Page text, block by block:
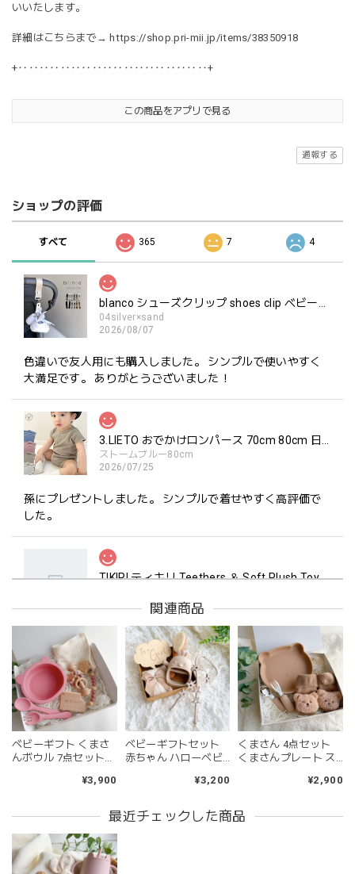
いいたします。
詳細はこちらまで→ https://shop.pri-mii.jp/items/38350918
+‥‥‥‥‥‥‥‥‥‥‥‥‥‥‥‥‥‥+
この商品をアプリで見る
通報する
ショップの評価
すべて 365 7 4
blanco シューズクリップ shoes clip ベビーシューズ ホルダー ブランコ
04silver×sand
2026/08/07
色違いで友人用にも購入しました。 シンプルで使いやすく
大満足です。 ありがとうございました！
3.LIETO おでかけロンパース 70cm 80cm 日本製 スリーリエート
ストームブルー80cm
2026/07/25
孫にプレゼントしました。 シンプルで着せやすく高評価で
した。
TIKIRI ティキリ Teethers ＆ Soft Plush Toy Alvin ぞう 歯固め＆ぬいぐるみセット
2026/06/18
マグカップ BEANS 2 美濃焼 日本製 コーヒー豆柄
ブラウン
2026/06/17
kawaii&born | ハート型 歯固めリング シリコン
2026/04/24
持ちやすいようで今持ってるおもちゃの中で1番長く握って
遊び方をしています。見た目が可愛いので遊んでいる姿もと
ても可愛いです。また、シリコン製なので哺乳瓶と一緒に洗
関連商品
ベビーギフト くまさ
んボウル 7点セット
ージュ ピンク グリー
¥3,900
ベビーギフトセット
赤ちゃん ハローベビ
¥3,200
くまさん 4点セット
くまさんプレート ス
まさんソックス 出産
ラウン ピンク
¥2,900
最近チェックした商品